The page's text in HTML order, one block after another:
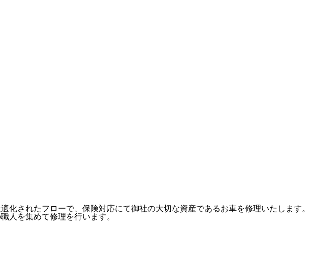
されたフローで、保険対応にて御社の大切な資産であるお車を修理いたします。
人を集めて修理を行います。